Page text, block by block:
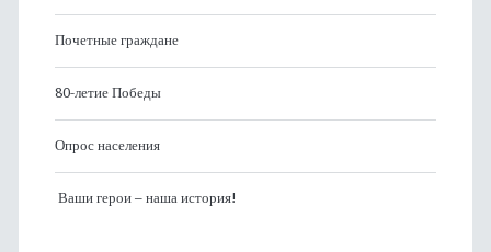
Почетные граждане
80-летие Победы
Опрос населения
Ваши герои – наша история!